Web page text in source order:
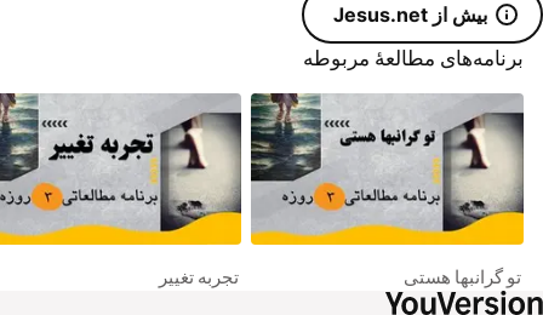
بیش از Jesus.net
برنامه‌های مطالعۀ مربوطه
تجربه تغییر